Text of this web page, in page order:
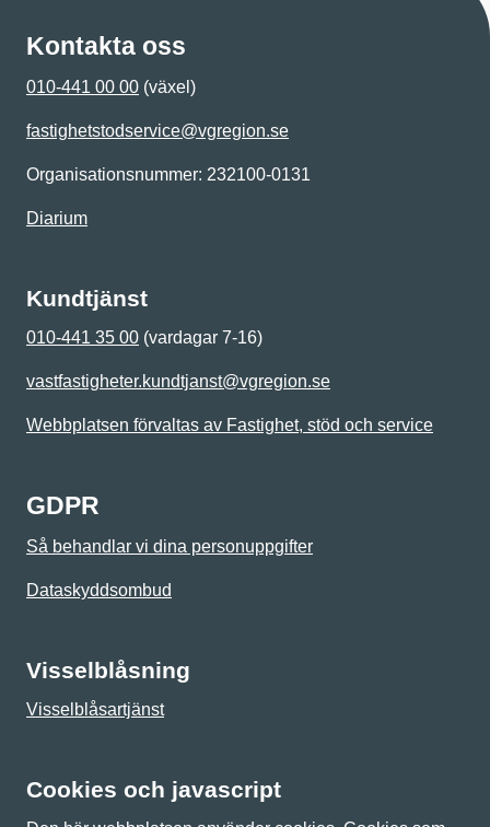
Kontakta oss
010-441 00 00 (växel)
fastighetstodservice@vgregion.se
Organisationsnummer: 232100-0131
Diarium
Kundtjänst
010-441 35 00 (vardagar 7-16)
vastfastigheter.kundtjanst@vgregion.se
Webbplatsen förvaltas av Fastighet, stöd och service
GDPR
Så behandlar vi dina personuppgifter
Dataskyddsombud
Visselblåsning
Visselblåsartjänst
Cookies och javascript